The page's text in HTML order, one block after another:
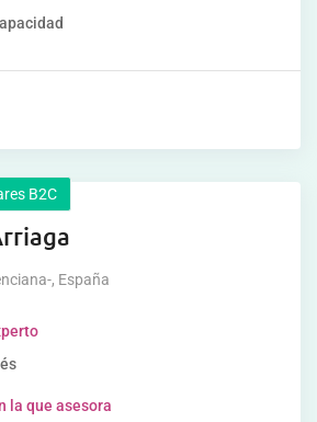
B2C
, España
la que asesora